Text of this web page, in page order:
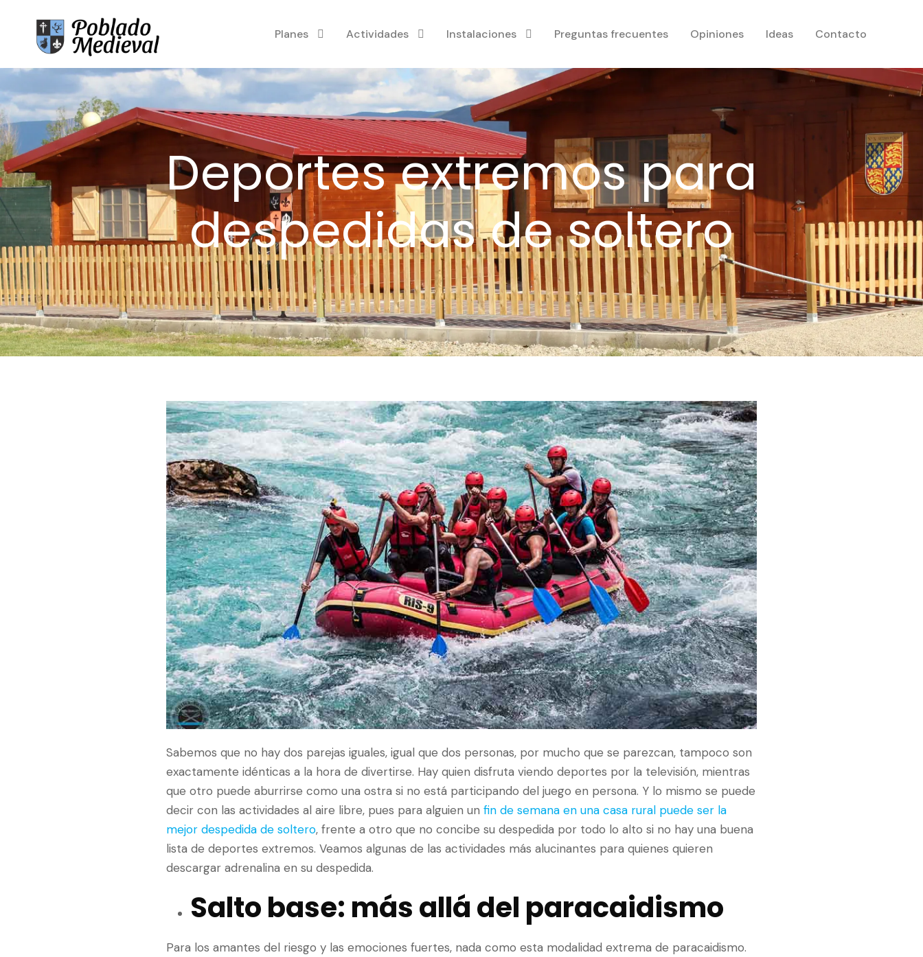
Planes Actividades Instalaciones Preguntas frecuentes Opiniones Ideas Contacto
Deportes extremos para
despedidas de soltero
Sabemos que no hay dos parejas iguales, igual que dos personas, por mucho que se parezcan, tampoco son
exactamente idénticas a la hora de divertirse. Hay quien disfruta viendo deportes por la televisión, mientras
que otro puede aburrirse como una ostra si no está participando del juego en persona. Y lo mismo se puede
decir con las actividades al aire libre, pues para alguien un fin de semana en una casa rural puede ser la
mejor despedida de soltero, frente a otro que no concibe su despedida por todo lo alto si no hay una buena
lista de deportes extremos. Veamos algunas de las actividades más alucinantes para quienes quieren
descargar adrenalina en su despedida.
Salto base: más allá del paracaidismo
Para los amantes del riesgo y las emociones fuertes, nada como esta modalidad extrema de paracaidismo.